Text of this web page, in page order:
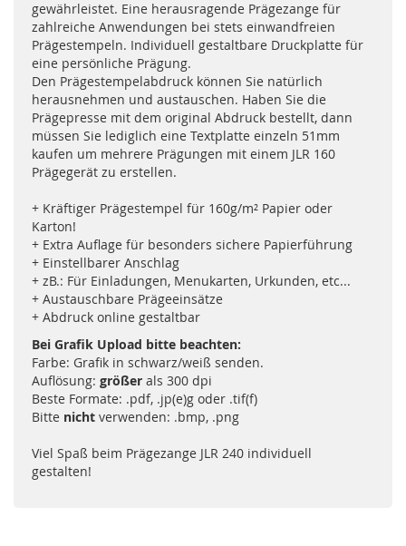
gewährleistet. Eine herausragende Prägezange für
zahlreiche Anwendungen bei stets einwandfreien
Prägestempeln. Individuell gestaltbare Druckplatte für
eine persönliche Prägung.
Den Prägestempelabdruck können Sie natürlich
herausnehmen und austauschen. Haben Sie die
Prägepresse mit dem original Abdruck bestellt, dann
müssen Sie lediglich eine Textplatte einzeln 51mm
kaufen um mehrere Prägungen mit einem JLR 160
Prägegerät zu erstellen.
+ Kräftiger Prägestempel für 160g/m² Papier oder
Karton!
+ Extra Auflage für besonders sichere Papierführung
+ Einstellbarer Anschlag
+ zB.: Für Einladungen, Menukarten, Urkunden, etc...
+ Austauschbare Prägeeinsätze
+ Abdruck online gestaltbar
Bei Grafik Upload bitte beachten:
Farbe: Grafik in schwarz/weiß senden.
Auflösung: größer als 300 dpi
Beste Formate: .pdf, .jp(e)g oder .tif(f)
Bitte nicht verwenden: .bmp, .png
Viel Spaß beim Prägezange JLR 240 individuell
gestalten!